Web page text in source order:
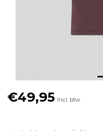
€49,95 Incl. btw